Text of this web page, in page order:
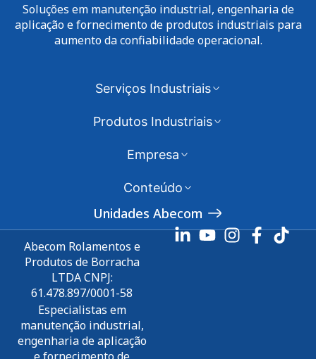
Soluções em manutenção industrial, engenharia de
aplicação e fornecimento de produtos industriais para
aumento da confiabilidade operacional.
Serviços Industriais
Produtos Industriais
Empresa
Conteúdo
Unidades Abecom
Abecom Rolamentos e
Produtos de Borracha
LTDA CNPJ:
61.478.897/0001-58
Especialistas em
manutenção industrial,
engenharia de aplicação
e fornecimento de